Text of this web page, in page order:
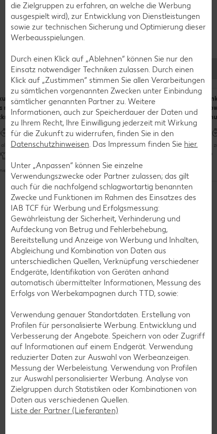
Leckere Rezepte zum Nachkochen
mit
60 Minuten
Schweinefleisch-
Spieße mit
Datteln und
Chorizo
Unkompliziert
Zuckerarme
Apfelmus-
Muffins
Bis zu 60 Minuten
Vegan
Bis
Weitere Rezepte entdecken
Zurück zum Lebensmittellexikon
Weitere interessante Artikel
die Zielgruppen zu erfahren, an welche die Werbung
ausgespielt wird), zur Entwicklung von Dienstleistungen
sowie zur technischen Sicherung und Optimierung dieser
Werbeausspielungen.
Durch einen Klick auf „Ablehnen“ können Sie nur den
Einsatz notwendiger Techniken zulassen. Durch einen
Klick auf „Zustimmen“ stimmen Sie allen Verarbeitungen
zu sämtlichen vorgenannten Zwecken unter Einbindung
sämtlicher genannten Partner zu. Weitere
Informationen, auch zur Speicherdauer der Daten und
zu Ihrem Recht, Ihre Einwilligung jederzeit mit Wirkung
für die Zukunft zu widerrufen, finden Sie in den
Datenschutzhinweisen. Das Impressum finden Sie hier.
Unter „Anpassen“ können Sie einzelne
Verwendungszwecke oder Partner zulassen; das gilt
auch für die nachfolgend schlagwortartig benannten
Zwecke und Funktionen im Rahmen des Einsatzes des
IAB TCF für Werbung und Erfolgsmessung:
Gewährleistung der Sicherheit, Verhinderung und
Aufdeckung von Betrug und Fehlerbehebung,
Bereitstellung und Anzeige von Werbung und Inhalten,
Abgleichung und Kombination von Daten aus
unterschiedlichen Quellen, Verknüpfung verschiedener
Endgeräte, Identifikation von Geräten anhand
automatisch übermittelter Informationen, Messung des
Erfolgs von Werbekampagnen durch TTD, sowie:
Verwendung genauer Standortdaten. Erstellung von
Profilen für personalisierte Werbung. Entwicklung und
Verbesserung der Angebote. Speichern von oder Zugriff
auf Informationen auf einem Endgerät. Verwendung
reduzierter Daten zur Auswahl von Werbeanzeigen.
Messung der Werbeleistung. Verwendung von Profilen
zur Auswahl personalisierter Werbung. Analyse von
Zielgruppen durch Statistiken oder Kombinationen von
Daten aus verschiedenen Quellen.
Liste der Partner (Lieferanten)